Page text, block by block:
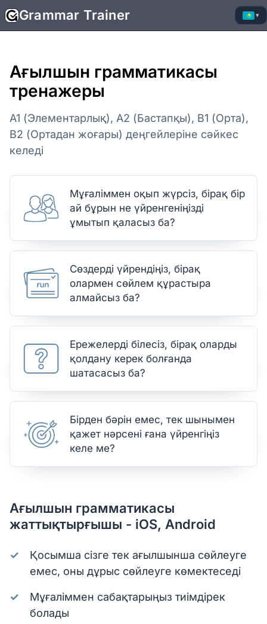
Grammar Trainer ▾
Ағылшын грамматикасы
тренажеры
A1 (Элементарлық), A2 (Бастапқы), B1 (Орта),
B2 (Ортадан жоғары) деңгейлеріне сәйкес
келеді
Мұғаліммен оқып жүрсіз, бірақ бір
ай бұрын не үйренгеніңізді
ұмытып қаласыз ба?
Сөздерді үйрендіңіз, бірақ
олармен сөйлем құрастыра
алмайсыз ба?
Ережелерді білесіз, бірақ оларды
қолдану керек болғанда
шатасасыз ба?
Бірден бәрін емес, тек шынымен
қажет нәрсені ғана үйренгіңіз
келе ме?
Ағылшын грамматикасы
жаттықтырғышы - iOS, Android
Қосымша сізге тек ағылшынша сөйлеуге
емес, оны дұрыс сөйлеуге көмектеседі
Мұғаліммен сабақтарыңыз тиімдірек
болады